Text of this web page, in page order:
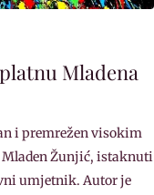
Mladena
i premrežen visokim
Žunjić, istaknuti
umjetnik. Autor je